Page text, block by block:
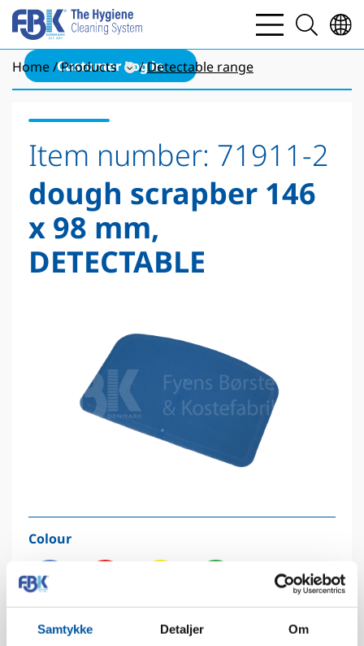
Samtykke Detaljer Om
bars
light
search
light
Customer Log in
Home Products Detectable range
Item number: 71911-2
dough scrapber 146
x 98 mm,
DETECTABLE
Colour
2